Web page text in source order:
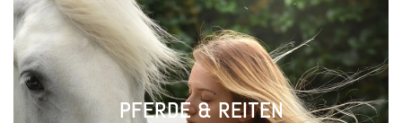
PFERDE & REITEN